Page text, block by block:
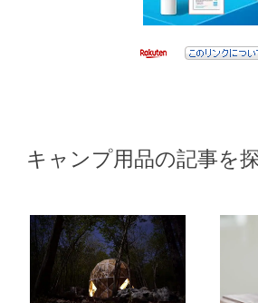
キャンプ用品の記事を